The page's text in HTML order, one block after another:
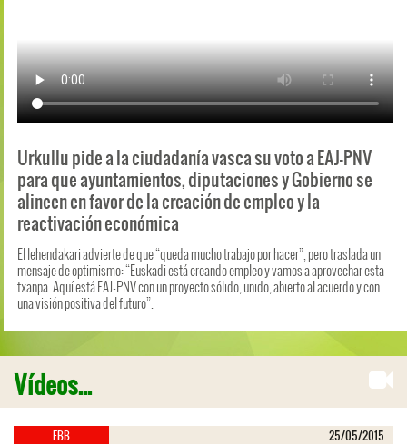
Urkullu pide a la ciudadanía vasca su voto a EAJ-PNV
para que ayuntamientos, diputaciones y Gobierno se
alineen en favor de la creación de empleo y la
reactivación económica
El lehendakari advierte de que “queda mucho trabajo por hacer”, pero traslada un
mensaje de optimismo: “Euskadi está creando empleo y vamos a aprovechar esta
txanpa. Aquí está EAJ-PNV con un proyecto sólido, unido, abierto al acuerdo y con
una visión positiva del futuro”.
Vídeos...
EBB 25/05/2015